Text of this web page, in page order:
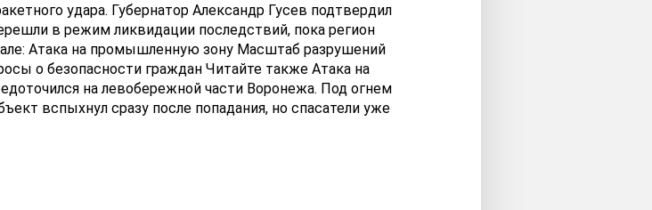
удара. Губернатор Александр Гусев подтвердил
в режим ликвидации последствий, пока регион
Атака на промышленную зону Масштаб разрушений
о безопасности граждан Читайте также Атака на
на левобережной части Воронежа. Под огнем
вспыхнул сразу после попадания, но спасатели уже